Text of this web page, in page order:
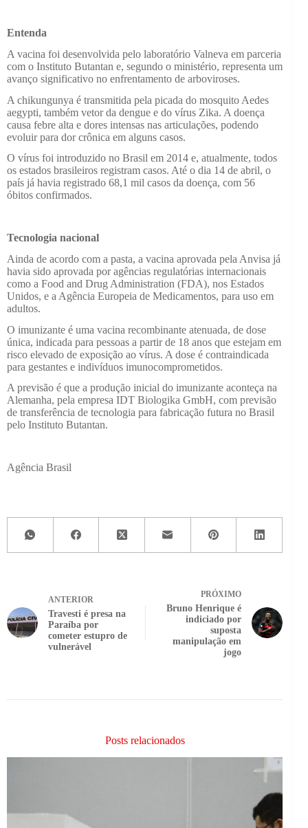
Entenda
A vacina foi desenvolvida pelo laboratório Valneva em parceria
com o Instituto Butantan e, segundo o ministério, representa um
avanço significativo no enfrentamento de arboviroses.
A chikungunya é transmitida pela picada do mosquito Aedes
aegypti, também vetor da dengue e do vírus Zika. A doença
causa febre alta e dores intensas nas articulações, podendo
evoluir para dor crônica em alguns casos.
O vírus foi introduzido no Brasil em 2014 e, atualmente, todos
os estados brasileiros registram casos. Até o dia 14 de abril, o
país já havia registrado 68,1 mil casos da doença, com 56
óbitos confirmados.
Tecnologia nacional
Ainda de acordo com a pasta, a vacina aprovada pela Anvisa já
havia sido aprovada por agências regulatórias internacionais
como a Food and Drug Administration (FDA), nos Estados
Unidos, e a Agência Europeia de Medicamentos, para uso em
adultos.
O imunizante é uma vacina recombinante atenuada, de dose
única, indicada para pessoas a partir de 18 anos que estejam em
risco elevado de exposição ao vírus. A dose é contraindicada
para gestantes e indivíduos imunocomprometidos.
A previsão é que a produção inicial do imunizante aconteça na
Alemanha, pela empresa IDT Biologika GmbH, com previsão
de transferência de tecnologia para fabricação futura no Brasil
pelo Instituto Butantan.
Agência Brasil
ANTERIOR
Travesti é presa na
Paraíba por
cometer estupro de
vulnerável
PRÓXIMO
Bruno Henrique é
indiciado por
suposta
manipulação em
jogo
Posts relacionados